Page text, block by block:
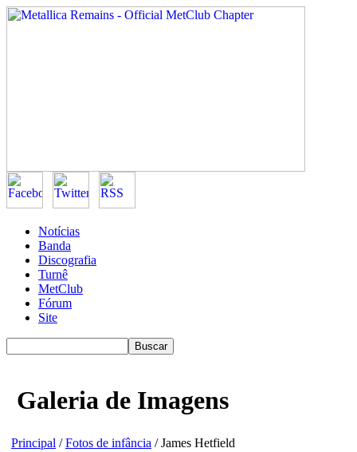
Notícias
Banda
Discografia
Turnê
MetClub
Fórum
Site
Galeria de Imagens
Principal /Fotos de infância / James Hetfield